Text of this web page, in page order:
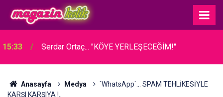
15:19
Mustafa Topaloğlu… PİŞMANLIK DOLU İTİRAF:
“HAK ETTİ, AMA İLGİLENEMEDİM”
Anasayfa Medya
`WhatsApp`... SPAM TEHLİKESİYLE
KARŞI KARŞIYA !..